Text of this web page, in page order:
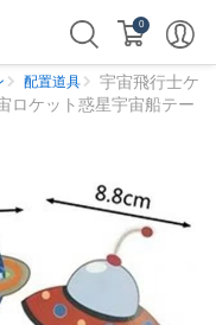
0
配置道具
宇宙飛行士ケ
ロケット惑星宇宙船テー